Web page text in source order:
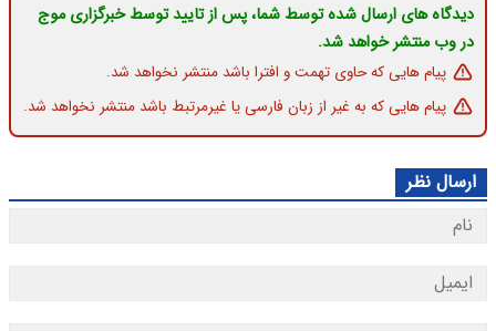
دیدگاه های ارسال شده توسط شما، پس از تایید توسط خبرگزاری موج
در وب منتشر خواهد شد.
پیام هایی که حاوی تهمت و افترا باشد منتشر نخواهد شد.
پیام هایی که به غیر از زبان فارسی یا غیرمرتبط باشد منتشر نخواهد شد.
ارسال نظر